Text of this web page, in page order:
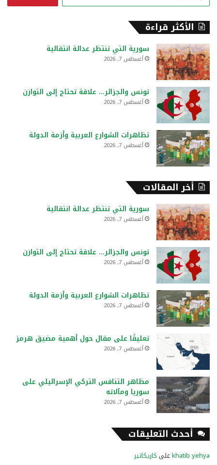
ن
الأكثر قراءة
سورية التي تنتظر عدالة انتقالية
أغسطس 7, 2026
تونس والجزائر… علاقة تحتاج إلى التوازن
أغسطس 7, 2026
تظاهرات الشوارع العربية وأزمة الدولة
أغسطس 7, 2026
أخر المقالات
سورية التي تنتظر عدالة انتقالية
أغسطس 7, 2026
تونس والجزائر… علاقة تحتاج إلى التوازن
أغسطس 7, 2026
تظاهرات الشوارع العربية وأزمة الدولة
أغسطس 7, 2026
تعليقًا على مقال حول أهمية مضيق هرمز
أغسطس 7, 2026
مظاهر التنافس التركي الإسرائيلي على
سوريا ومآلاته
أغسطس 7, 2026
أحدث التعليقات
khatib yehyaعلى كاريكاتير